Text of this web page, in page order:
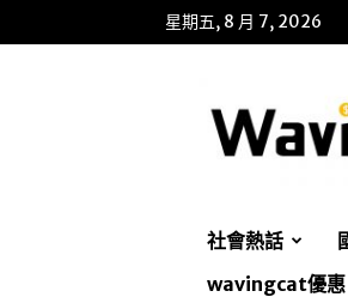
星期五, 8 月 7, 2026
招
財
貓
社會熱話
wavingcat優惠